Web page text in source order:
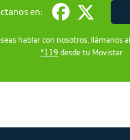
en:
hablar con nosotros, llámanos al
*119 desde tu Movistar